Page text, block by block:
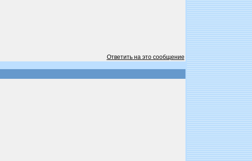
Ответить на это сообщение